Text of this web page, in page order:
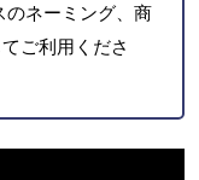
のネーミング、商
ご利用くださ